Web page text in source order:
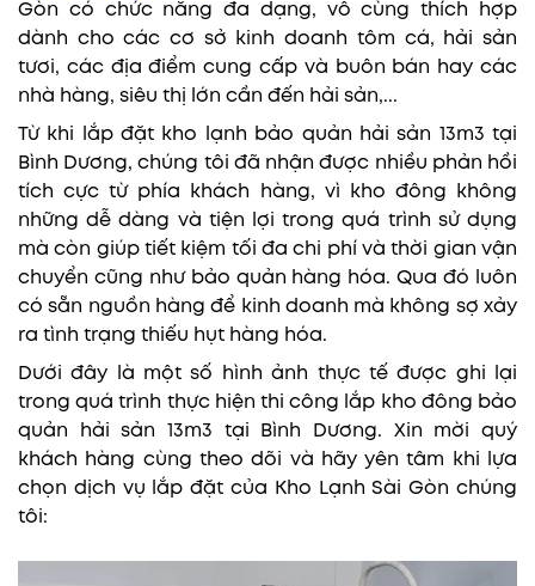
Gòn có chức năng đa dạng, vô cùng thích hợp
dành cho các cơ sở kinh doanh tôm cá, hải sản
tươi, các địa điểm cung cấp và buôn bán hay các
nhà hàng, siêu thị lớn cần đến hải sản,...
Từ khi lắp đặt kho lạnh bảo quản hải sản 13m3 tại
Bình Dương, chúng tôi đã nhận được nhiều phản hồi
tích cực từ phía khách hàng, vì kho đông không
những dễ dàng và tiện lợi trong quá trình sử dụng
mà còn giúp tiết kiệm tối đa chi phí và thời gian vận
chuyển cũng như bảo quản hàng hóa. Qua đó luôn
có sẵn nguồn hàng để kinh doanh mà không sợ xảy
ra tình trạng thiếu hụt hàng hóa.
Dưới đây là một số hình ảnh thực tế được ghi lại
trong quá trình thực hiện thi công lắp kho đông bảo
quản hải sản 13m3 tại Bình Dương. Xin mời quý
khách hàng cùng theo dõi và hãy yên tâm khi lựa
chọn dịch vụ lắp đặt của Kho Lạnh Sài Gòn chúng
tôi: